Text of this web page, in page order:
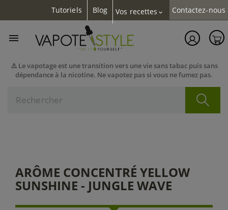
Tutoriels Blog Vos recettes expand_more Contactez-nous
⚠️ Le vapotage est une transition vers une vie sans tabac puis sans
dépendance à la nicotine. Ne vapotez pas si vous ne fumez pas.

ARÔME CONCENTRÉ YELLOW
SUNSHINE - JUNGLE WAVE